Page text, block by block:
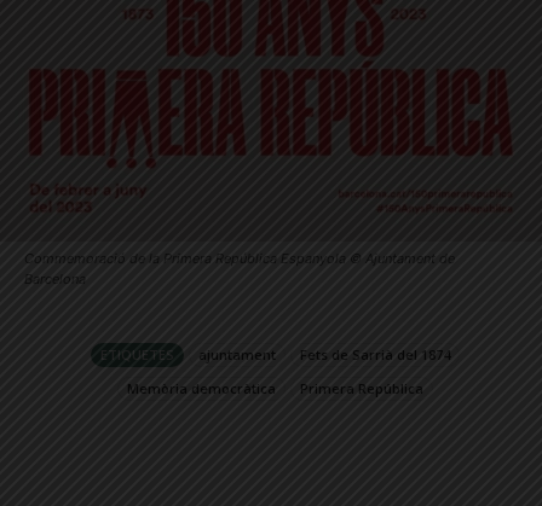
Commemoració de la Primera República Espanyola © Ajuntament de
Barcelona
ETIQUETES ajuntament
Fets de Sarrià del 1874
Memòria democràtica
Primera República